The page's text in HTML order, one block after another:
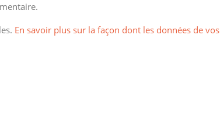
En savoir plus sur la façon dont les données de vos